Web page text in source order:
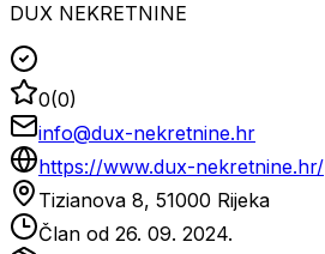
DUX NEKRETNINE
0(0)
info@dux-nekretnine.hr
https://www.dux-nekretnine.hr/
Tizianova 8, 51000 Rijeka
Član od 26. 09. 2024.